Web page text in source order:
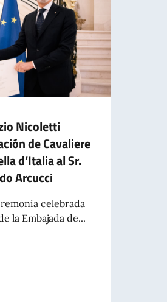
Dante Alighieri Escuelas Italianas en el
Nicoletti
de Cavaliere
d’Italia al Sr.
Arcucci
celebrada
la Embajada de...
Nicoletti otorgó la condecoración de